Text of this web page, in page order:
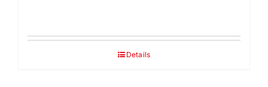
Details